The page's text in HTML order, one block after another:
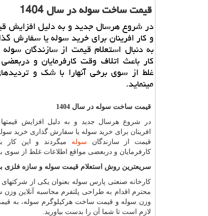
قیمت ساخت سوله در سال 1404
در شروع هرسال جدید و به دلیل افزایش
و کار افرینان برای خرید سوله یا سفارش
به دنبال استعلام قیمت از سازندگان
کار باعث اتلاف وقت کارفرمایان و
غلط از سوی برخی آنهارا با شک و
مینماید.
قیمت ساخت سوله در سال 1404
در شروع هرسال جدید و به دلیل افزایش قیمتها
افرینان برای خرید سوله یا سفارش گذاری خرید
قیمت از سازندگان سوله میگردند و این کار
کارفرمایان و دربعضی مواقع اطلاعات غلط از سوی
سریعترین روش استعلام قیمت سوله و سازه فلزی
کارخانه صنعتی پارس سوله بعنوان یکی از
محترم اقدام به طراحی پلتفرم محاسبه آنلاین
وزن سوله و قیمت ساخت هرکیلوگرم سوله، به
لازم است تا شما آن را بدست بیاورید.